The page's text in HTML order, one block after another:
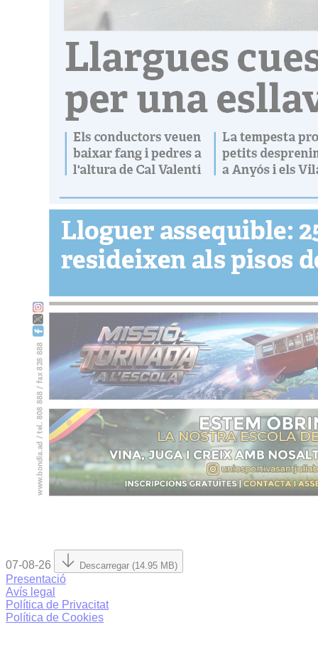
07-08-26 Descarregar (14.95 MB)
Presentació
Avís legal
Política de Privacitat
Política de Cookies